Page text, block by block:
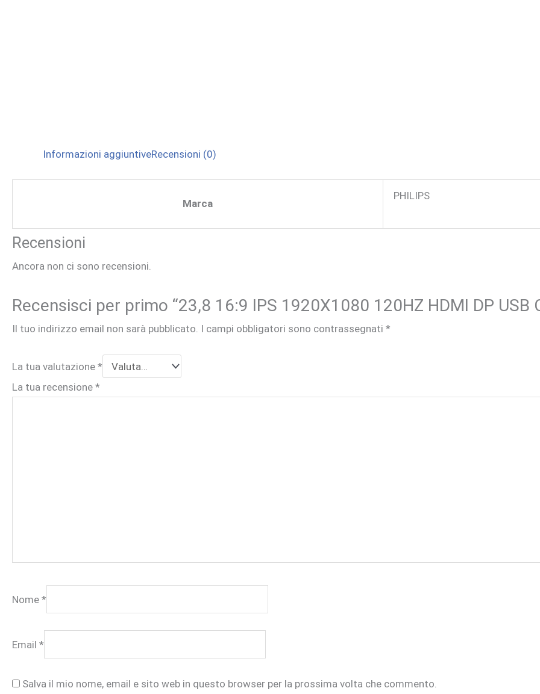
Informazioni aggiuntiveRecensioni (0)
Marca
PHILIPS
Recensioni
Ancora non ci sono recensioni.
Recensisci per primo “23,8 16:9 IPS 1920X1080 120HZ HDMI DP USB
Il tuo indirizzo email non sarà pubblicato. I campi obbligatori sono contrassegnati *
La tua valutazione *
La tua recensione *
Nome *
Email *
Salva il mio nome, email e sito web in questo browser per la prossima volta che commento.